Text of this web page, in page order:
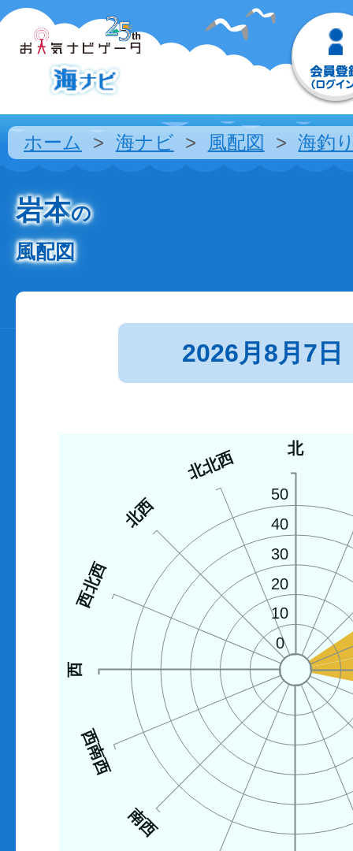
ホーム 海ナビ 風配図 海釣
岩本の
風配図
2026月8月7日
北
南西
西南西
西
西北西
北西
北北西
0
10
20
30
40
50